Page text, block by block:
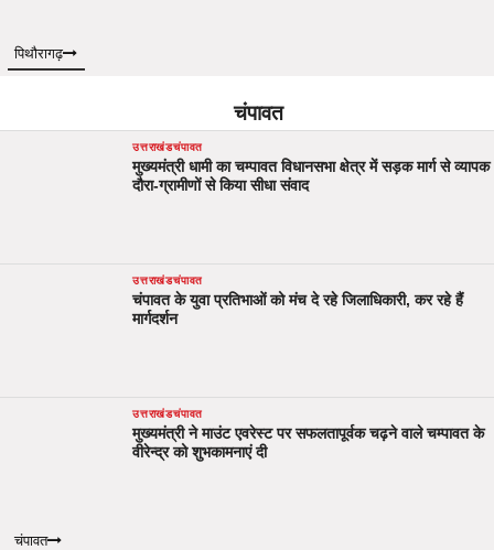
पिथौरागढ़
चंपावत
उत्तराखंडचंपावत
मुख्यमंत्री धामी का चम्पावत विधानसभा क्षेत्र में सड़क मार्ग से व्यापक
दौरा-ग्रामीणों से किया सीधा संवाद
उत्तराखंडचंपावत
चंपावत के युवा प्रतिभाओं को मंच दे रहे जिलाधिकारी, कर रहे हैं
मार्गदर्शन
उत्तराखंडचंपावत
मुख्यमंत्री ने माउंट एवरेस्ट पर सफलतापूर्वक चढ़ने वाले चम्पावत के
वीरेन्द्र को शुभकामनाएं दी
चंपावत